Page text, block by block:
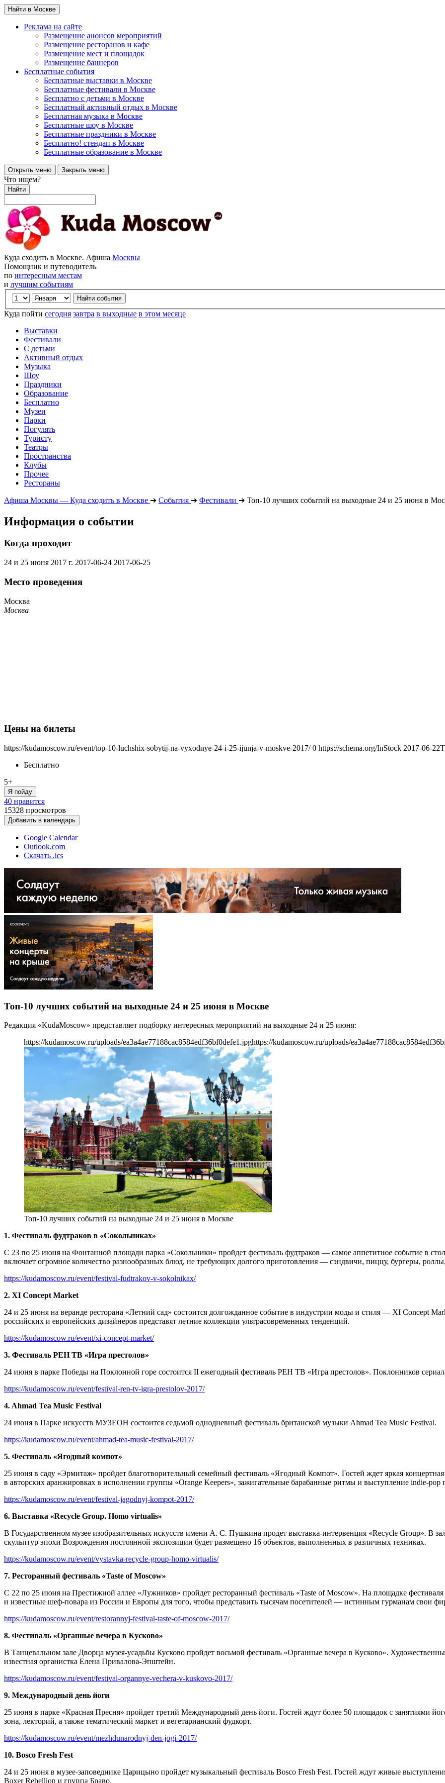
Найти в Москве
Реклама на сайте
Размещение анонсов мероприятий
Размещение ресторанов и кафе
Размещение мест и площадок
Размещение баннеров
Бесплатные события
Бесплатные выставки в Москве
Бесплатные фестивали в Москве
Бесплатно с детьми в Москве
Бесплатный активный отдых в Москве
Бесплатная музыка в Москве
Бесплатные шоу в Москве
Бесплатные праздники в Москве
Бесплатно! стендап в Москве
Бесплатные образование в Москве
Открыть меню Закрыть меню
Что ищем?
Найти
Куда сходить в Москве. Афиша Москвы
Помощник и путеводитель
по интересным местам
и лучшим событиям
Куда пойти сегодня завтра в выходные в этом месяце
Выставки
Фестивали
С детьми
Активный отдых
Музыка
Шоу
Праздники
Образование
Бесплатно
Музеи
Парки
Погулять
Туристу
Театры
Пространства
Клубы
Прочее
Рестораны
Афиша Москвы — Куда сходить в Москве ➔ События ➔ Фестивали ➔ Топ-10 лучших событий на выходные 24 и 25 июня в
Информация о событии
Когда проходит
24 и 25 июня 2017 г. 2017-06-24 2017-06-25
Место проведения
Москва
Москва
Цены на билеты
https://kudamoscow.ru/event/top-10-luchshix-sobytij-na-vyxodnye-24-i-25-ijunja-v-moskve-2017/ 0 https://schema.org/InStock 2017-06-
Бесплатно
5+
Я пойду
40 нравится
15328 просмотров
Добавить в календарь
Google Calendar
Outlook.com
Скачать .ics
Топ-10 лучших событий на выходные 24 и 25 июня в Москве
Редакция «KudaMoscow» представляет подборку интересных мероприятий на выходные 24 и 25 июня:
https://kudamoscow.ru/uploads/ea3a4ae77188cac8584edf36bf0defe1.jpghttps://kudamoscow.ru/uploads/
Топ-10 лучших событий на выходные 24 и 25 июня в Москве
1. Фестиваль фудтраков в «Сокольниках»
С 23 по 25 июня на Фонтанной площади парка «Сокольники» пройдет фестиваль фудтраков — самое аппетитное событие в
включает огромное количество разнообразных блюд, не требующих долгого приготовления — сэндвичи, пиццу, бургеры,
https://kudamoscow.ru/event/festival-fudtrakov-v-sokolnikax/
2. XI Concept Market
24 и 25 июня на веранде ресторана «Летний сад» состоится долгожданное событие в индустрии моды и стиля — XI Concept
российских и европейских дизайнеров представят летние коллекции ультрасовременных тенденций.
https://kudamoscow.ru/event/xi-concept-market/
3. Фестиваль РЕН ТВ «Игра престолов»
24 июня в парке Победы на Поклонной горе состоится II ежегодный фестиваль РЕН ТВ «Игра престолов». Поклонников
https://kudamoscow.ru/event/festival-ren-tv-igra-prestolov-2017/
4. Ahmad Tea Music Festival
24 июня в Парке искусств МУЗЕОН состоится седьмой однодневный фестиваль британской музыки Ahmad Tea Music Festival.
https://kudamoscow.ru/event/ahmad-tea-music-festival-2017/
5. Фестиваль «Ягодный компот»
25 июня в саду «Эрмитаж» пройдет благотворительный семейный фестиваль «Ягодный Компот». Гостей ждет яркая
в авторских аранжировках в исполнении группы «Orange Keepers», зажигательные барабанные ритмы и выступление indie-pop
https://kudamoscow.ru/event/festival-jagodnyj-kompot-2017/
6. Выставка «Recycle Group. Homo virtualis»
В Государственном музее изобразительных искусств имени А. С. Пушкина продет выставка-интервенция «Recycle Group». В
скульптур эпохи Возрождения постоянной экспозиции будет размещено 16 объектов, выполненных в различных техниках.
https://kudamoscow.ru/event/vystavka-recycle-group-homo-virtualis/
7. Ресторанный фестиваль «Taste of Moscow»
С 22 по 25 июня на Престижной аллее «Лужников» пройдет ресторанный фестиваль «Taste of Moscow». На площадке
и известные шеф-повара из России и Европы для того, чтобы представить тысячам посетителей — истинным гурманам свои
https://kudamoscow.ru/event/restorannyj-festival-taste-of-moscow-2017/
8. Фестиваль «Органные вечера в Кусково»
В Танцевальном зале Дворца музея-усадьбы Кусково пройдет восьмой фестиваль «Органные вечера в Кусково».
известная органистка Елена Привалова-Эпштейн.
https://kudamoscow.ru/event/festival-organnye-vechera-v-kuskovo-2017/
9. Международный день йоги
25 июня в парке «Красная Пресня» пройдет третий Международный день йоги. Гостей ждут более 50 площадок с занятиями
зона, лекторий, а также тематический маркет и вегетарианский фудкорт.
https://kudamoscow.ru/event/mezhdunarodnyj-den-jogi-2017/
10. Bosco Fresh Fest
24 и 25 июня в музее-заповеднике Царицыно пройдет музыкальный фестиваль Bosco Fresh Fest. Гостей ждут живые
Boxer Rebellion и группа Браво.